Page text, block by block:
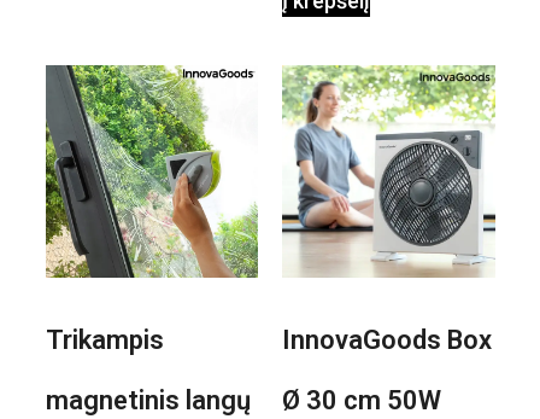
Trikampis
magnetinis langų
InnovaGoods Box
Ø 30 cm 50W